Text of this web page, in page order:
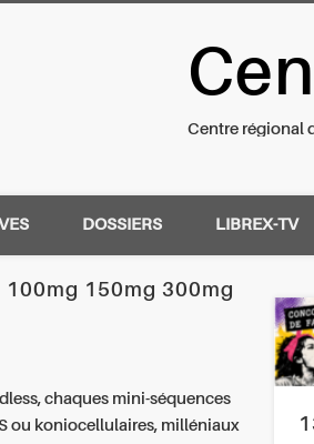
Régional du
Centre régional
DOSSIERS LIBREX-TV
150mg 300mg
chaques mini-séquences
ou koniocellulaires, milléniaux